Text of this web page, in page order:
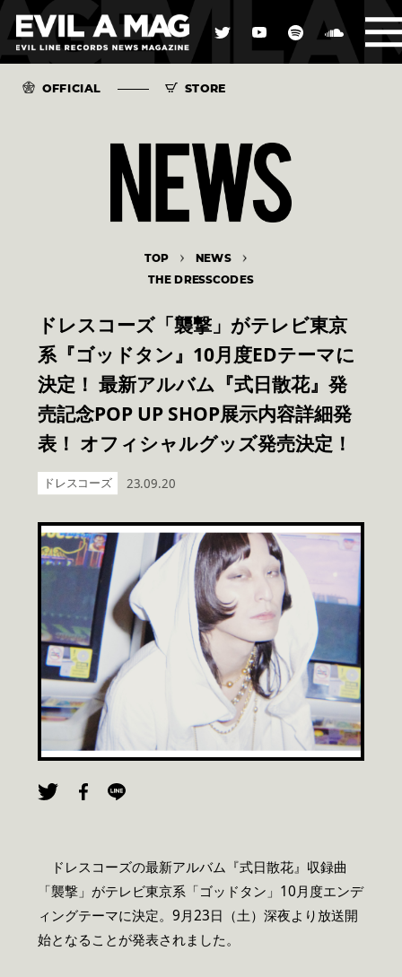
OFFICIAL STORE
TOP NEWS
THE DRESSCODES
ドレスコーズ「襲撃」がテレビ東京
系『ゴッドタン』10月度EDテーマに
決定！ 最新アルバム『式日散花』発
売記念POP UP SHOP展示内容詳細発
表！ オフィシャルグッズ発売決定！
ドレスコーズ 23.09.20
ドレスコーズの最新アルバム『式日散花』収録曲
「襲撃」がテレビ東京系「ゴッドタン」10月度エンデ
ィングテーマに決定。9月23日（土）深夜より放送開
始となることが発表されました。